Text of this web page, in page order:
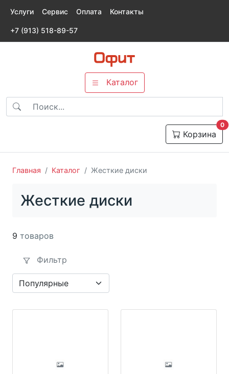
Услуги Сервис Оплата Контакты
+7 (913) 518-89-57
Каталог
Корзина
0
Главная Каталог Жесткие диски
Жесткие диски
9 товаров
Фильтр